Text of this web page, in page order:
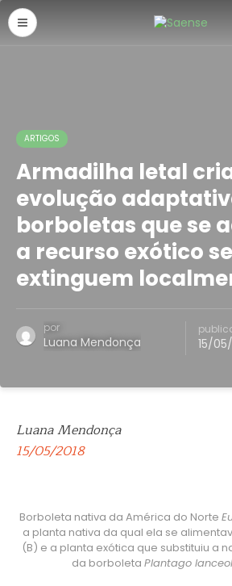
ARTIGOS
Armadilha letal
evolução
borboletas que se
a recurso exótico se
extinguem
por
Luana Mendonça 15/
Luana Mendonça
15/05/2018
Borboleta nativa da América do Norte
a planta nativa da qual ela se
(B) e a planta exótica que substituiu a
da borboleta Plantago